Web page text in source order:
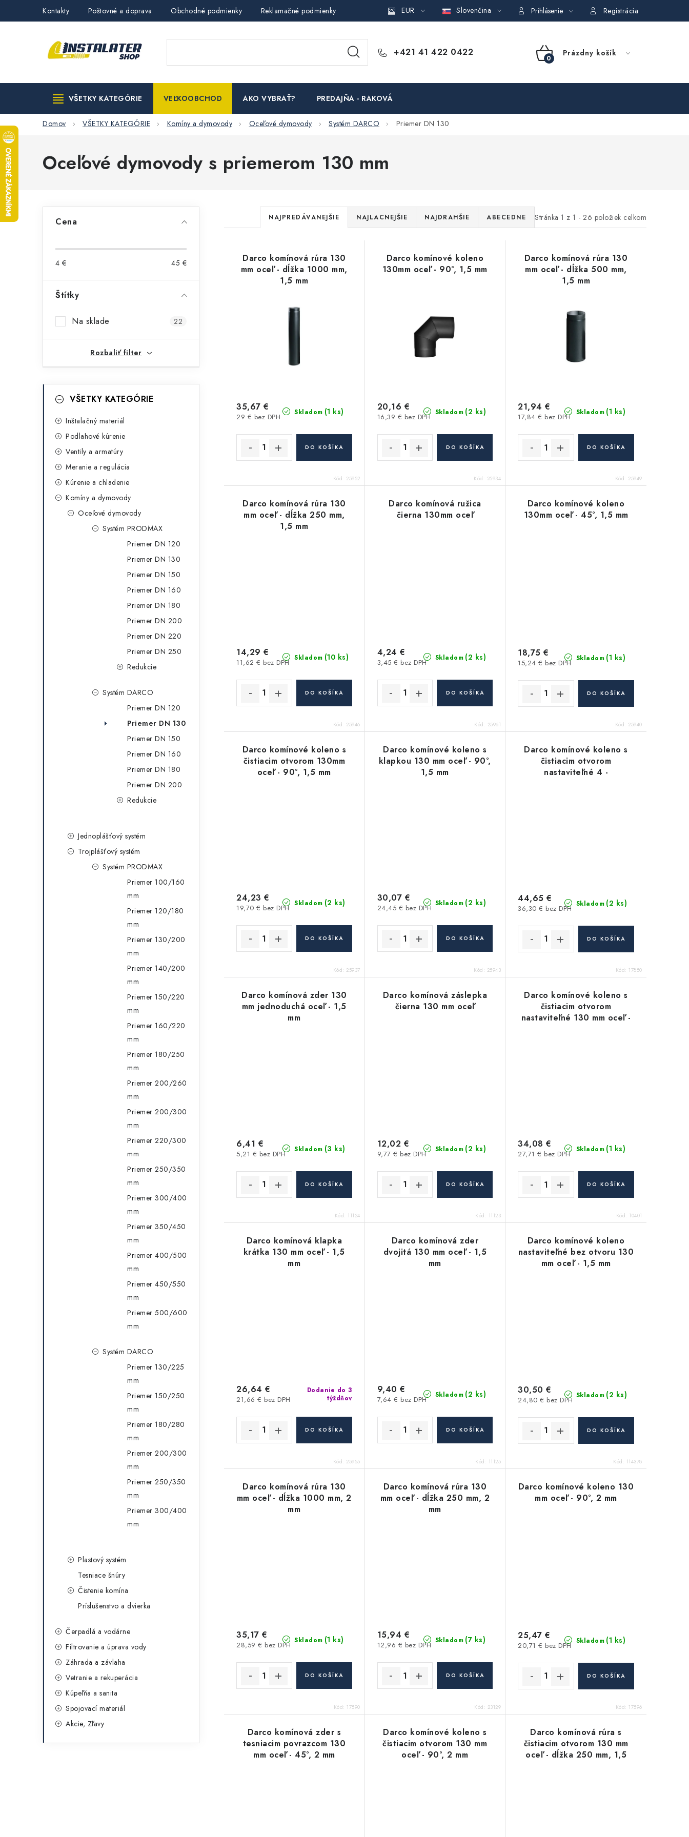
Kontakty Poštovné a doprava Obchodné podmienky Reklamačné podmienky Podmienky ochrany osobných údajov Obchodné podmienky požičovne náradia
EUR Slovenčina Prihlásenie Registrácia
+421 41 422 0422
NÁKUPNÝ
Prázdny košík
VŠETKY KATEGÓRIE VEĽKOOBCHOD AKO VYBRAŤ? PREDAJŇA - RAKOVÁ
Domov VŠETKY KATEGÓRIE Komíny a dymovody Oceľové dymovody Systém DARCO Priemer DN 130
Oceľové dymovody s priemerom 130 mm
n
a
e
l
Cena
4 € 45 €
Štítky
Na sklade 22
Rozbaliť filter
kategórieVŠETKY KATEGÓRIE
Inštalačný materiál
Podlahové kúrenie
Ventily a armatúry
Meranie a regulácia
Kúrenie a chladenie
Komíny a dymovody
Oceľové dymovody
Systém PRODMAX
Priemer DN 120
Priemer DN 130
Priemer DN 150
Priemer DN 160
Priemer DN 180
Priemer DN 200
Priemer DN 220
Priemer DN 250
Redukcie
Systém DARCO
Priemer DN 120
Priemer DN 130
Priemer DN 150
Priemer DN 160
Priemer DN 180
Priemer DN 200
Redukcie
Jednoplášťový systém
Trojplášťový systém
Systém PRODMAX
Priemer 100/160
mm
Priemer 120/180
mm
Priemer 130/200
mm
Priemer 140/200
mm
Priemer 150/220
mm
Priemer 160/220
mm
Priemer 180/250
mm
Priemer 200/260
mm
Priemer 200/300
mm
Priemer 220/300
mm
Priemer 250/350
mm
Priemer 300/400
mm
Priemer 350/450
mm
Priemer 400/500
mm
Priemer 450/550
mm
Priemer 500/600
mm
Systém DARCO
Priemer 130/225
mm
Priemer 150/250
mm
Priemer 180/280
mm
Priemer 200/300
mm
Priemer 250/350
mm
Priemer 300/400
mm
Plastový systém
Tesniace šnúry
Čistenie komína
Príslušenstvo a dvierka
Čerpadlá a vodárne
Filtrovanie a úprava vody
Záhrada a závlaha
Vetranie a rekuperácia
Kúpeľňa a sanita
Spojovací materiál
Akcie, Zľavy
Stránka 1 z 1 - 26 položiek celkom
R
a
d
e
d
u
k
t
o
v
NAJPREDÁVANEJŠIE NAJLACNEJŠIE NAJDRAHŠIE ABECEDNE
o
Darco komínová rúra 130
mm oceľ - dĺžka 1000 mm,
1,5 mm
Skladom (1 ks)
29 € bez DPH
35,67 €
DO KOŠÍKA
Kód: 25952
Darco komínové koleno
130mm oceľ - 90°, 1,5 mm
Skladom (2 ks)
16,39 € bez DPH
20,16 €
DO KOŠÍKA
Kód: 25934
Darco komínová rúra 130
mm oceľ - dĺžka 500 mm,
1,5 mm
Skladom (1 ks)
17,84 € bez DPH
21,94 €
DO KOŠÍKA
Kód: 25949
Darco komínová rúra 130
mm oceľ - dĺžka 250 mm,
1,5 mm
Skladom (10 ks)
11,62 € bez DPH
14,29 €
DO KOŠÍKA
Kód: 25946
Darco komínová ružica
čierna 130mm oceľ
Skladom (2 ks)
3,45 € bez DPH
4,24 €
DO KOŠÍKA
Kód: 25961
Darco komínové koleno
130mm oceľ - 45°, 1,5 mm
Skladom (1 ks)
15,24 € bez DPH
18,75 €
DO KOŠÍKA
Kód: 25940
Darco komínové koleno s
čistiacim otvorom 130mm
oceľ - 90°, 1,5 mm
Skladom (2 ks)
19,70 € bez DPH
24,23 €
DO KOŠÍKA
Kód: 25937
Darco komínové koleno s
klapkou 130 mm oceľ - 90°,
1,5 mm
Skladom (2 ks)
24,45 € bez DPH
30,07 €
DO KOŠÍKA
Kód: 25943
Darco komínové koleno s
čistiacim otvorom
nastaviteľné 4 -
Skladom (2 ks)
36,30 € bez DPH
44,65 €
DO KOŠÍKA
Kód: 17850
Darco komínová zder 130
mm jednoduchá oceľ - 1,5
mm
Skladom (3 ks)
5,21 € bez DPH
6,41 €
DO KOŠÍKA
Kód: 11124
Darco komínová záslepka
čierna 130 mm oceľ
Skladom (2 ks)
9,77 € bez DPH
12,02 €
DO KOŠÍKA
Kód: 11123
Darco komínové koleno s
čistiacim otvorom
nastaviteľné 130 mm oceľ -
Skladom (1 ks)
27,71 € bez DPH
34,08 €
DO KOŠÍKA
Kód: 10401
Darco komínová klapka
krátka 130 mm oceľ - 1,5
mm
Dodanie do 3
týždňov
21,66 € bez DPH
26,64 €
DO KOŠÍKA
Kód: 25955
Darco komínová zder
dvojitá 130 mm oceľ - 1,5
mm
Skladom (2 ks)
7,64 € bez DPH
9,40 €
DO KOŠÍKA
Kód: 11125
Darco komínové koleno
nastaviteľné bez otvoru 130
mm oceľ - 1,5 mm
Skladom (2 ks)
24,80 € bez DPH
30,50 €
DO KOŠÍKA
Kód: 114378
Darco komínová rúra 130
mm oceľ - dĺžka 1000 mm, 2
mm
Skladom (1 ks)
28,59 € bez DPH
35,17 €
DO KOŠÍKA
Kód: 17590
Darco komínová rúra 130
mm oceľ - dĺžka 250 mm, 2
mm
Skladom (7 ks)
12,96 € bez DPH
15,94 €
DO KOŠÍKA
Kód: 23129
Darco komínové koleno 130
mm oceľ - 90°, 2 mm
Skladom (1 ks)
20,71 € bez DPH
25,47 €
DO KOŠÍKA
Kód: 17596
Darco komínová zder s
tesniacim povrazcom 130
mm oceľ - 45°, 2 mm
Darco komínové koleno s
čistiacim otvorom 130 mm
oceľ - 90°, 2 mm
Darco komínová rúra s
čistiacim otvorom 130 mm
oceľ - dĺžka 250 mm, 1,5